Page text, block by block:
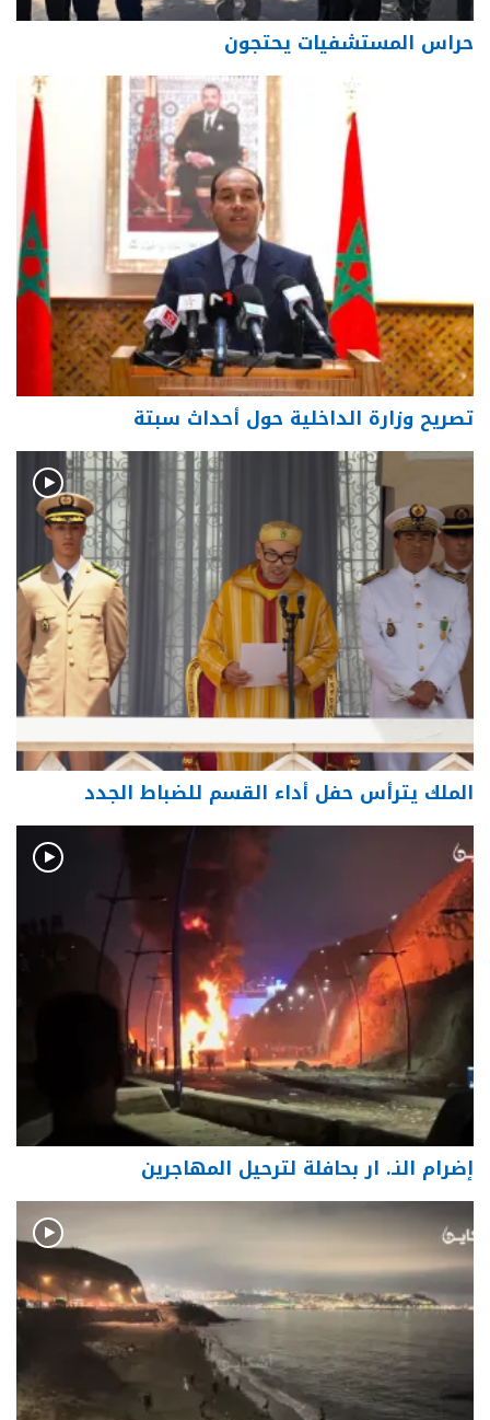
حراس المستشفيات يحتجون
تصريح وزارة الداخلية حول أحداث سبتة
الملك يترأس حفل أداء القسم للضباط الجدد
إضرام النـ. ار بحافلة لترحيل المهاجرين